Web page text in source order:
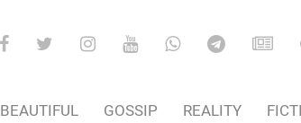
BEAUTIFUL GOSSIP REALITY